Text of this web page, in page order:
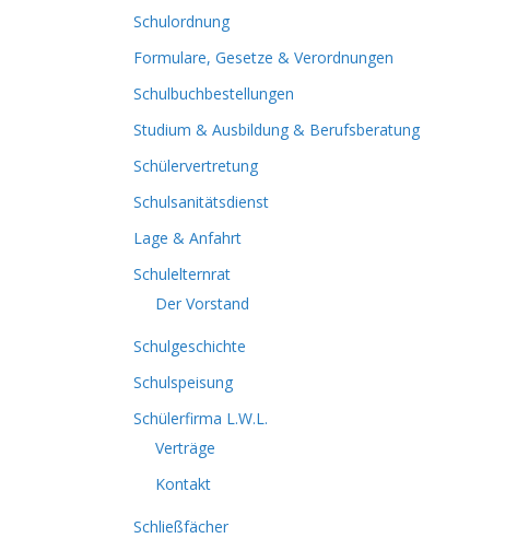
Schulordnung
Formulare, Gesetze & Verordnungen
Schulbuchbestellungen
Studium & Ausbildung & Berufsberatung
Schülervertretung
Schulsanitätsdienst
Lage & Anfahrt
Schulelternrat
Der Vorstand
Schulgeschichte
Schulspeisung
Schülerfirma L.W.L.
Verträge
Kontakt
Schließfächer